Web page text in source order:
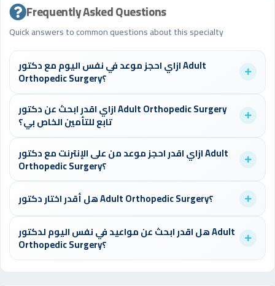
Frequently Asked Questions
Quick answers to common questions about this specialty
ازاي احجز موعد في نفس اليوم مع دكتور Adult
Orthopedic Surgery؟
تستطيع أن تدخل على موقع الدكتورز وتبحث عن دكاترة Adult
Orthopedic Surgery، اختار "اليوم" من المواعيد المتاحة في محدد
ازاي اقدر ابحث عن دكتور Adult Orthopedic Surgery
تابع للتأمين الخاص بي؟
يمكنك استخدام فلتر التأمين في صفحة البحث لإيجاد الأطباء
المتعاقدين مع شركة التأمين الخاصة بك، مما يوفر عليك تكاليف
الكشف.
ازاي اقدر احجز موعد من على الإنترنت مع دكتور Adult
Orthopedic Surgery؟
المتاح، وأكد الحجز. ستصلك رسالة تأكيد فوراً.
هل أقدر اختار دكتور Adult Orthopedic Surgery؟
المؤهلات، والموقع الجغرافي المناسب لك.
هل اقدر ابحث عن مواعيد في نفس اليوم لدكتور Adult
Orthopedic Surgery؟